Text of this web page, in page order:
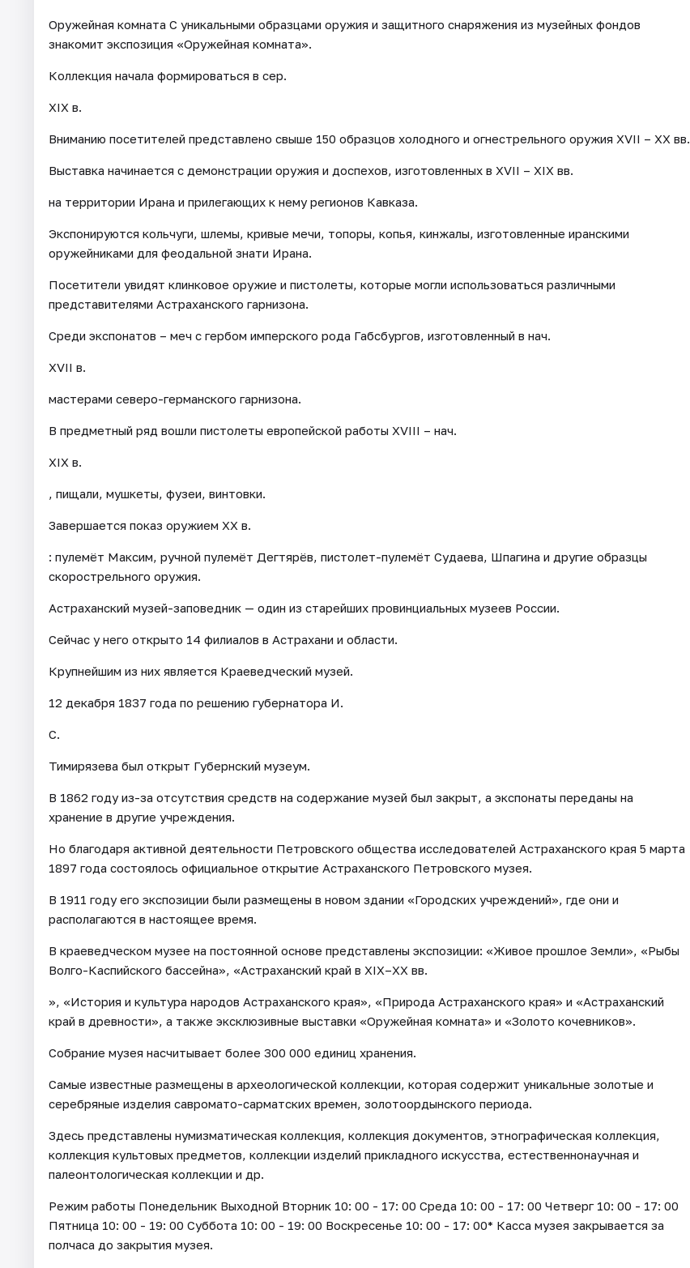
Оружейная комната С уникальными образцами оружия и защитного снаряжения из музейных фондов
знакомит экспозиция «Оружейная комната».
Коллекция начала формироваться в сер.
XIX в.
Вниманию посетителей представлено свыше 150 образцов холодного и огнестрельного оружия XVII – XX вв.
Выставка начинается с демонстрации оружия и доспехов, изготовленных в XVII – XIX вв.
на территории Ирана и прилегающих к нему регионов Кавказа.
Экспонируются кольчуги, шлемы, кривые мечи, топоры, копья, кинжалы, изготовленные иранскими
оружейниками для феодальной знати Ирана.
Посетители увидят клинковое оружие и пистолеты, которые могли использоваться различными
представителями Астраханского гарнизона.
Среди экспонатов – меч с гербом имперского рода Габсбургов, изготовленный в нач.
XVII в.
мастерами северо-германского гарнизона.
В предметный ряд вошли пистолеты европейской работы XVIII – нач.
XIX в.
, пищали, мушкеты, фузеи, винтовки.
Завершается показ оружием XX в.
: пулемёт Максим, ручной пулемёт Дегтярёв, пистолет-пулемёт Судаева, Шпагина и другие образцы
скорострельного оружия.
Астраханский музей-заповедник — один из старейших провинциальных музеев России.
Сейчас у него открыто 14 филиалов в Астрахани и области.
Крупнейшим из них является Краеведческий музей.
12 декабря 1837 года по решению губернатора И.
С.
Тимирязева был открыт Губернский музеум.
В 1862 году из-за отсутствия средств на содержание музей был закрыт, а экспонаты переданы на
хранение в другие учреждения.
Но благодаря активной деятельности Петровского общества исследователей Астраханского края 5 марта
1897 года состоялось официальное открытие Астраханского Петровского музея.
В 1911 году его экспозиции были размещены в новом здании «Городских учреждений», где они и
располагаются в настоящее время.
В краеведческом музее на постоянной основе представлены экспозиции: «Живое прошлое Земли», «Рыбы
Волго-Каспийского бассейна», «Астраханский край в XIX–XX вв.
», «История и культура народов Астраханского края», «Природа Астраханского края» и «Астраханский
край в древности», а также эксклюзивные выставки «Оружейная комната» и «Золото кочевников».
Собрание музея насчитывает более 300 000 единиц хранения.
Самые известные размещены в археологической коллекции, которая содержит уникальные золотые и
серебряные изделия савромато-сарматских времен, золотоордынского периода.
Здесь представлены нумизматическая коллекция, коллекция документов, этнографическая коллекция,
коллекция культовых предметов, коллекции изделий прикладного искусства, естественнонаучная и
палеонтологическая коллекции и др.
Режим работы Понедельник Выходной Вторник 10: 00 - 17: 00 Среда 10: 00 - 17: 00 Четверг 10: 00 - 17: 00
Пятница 10: 00 - 19: 00 Суббота 10: 00 - 19: 00 Воскресенье 10: 00 - 17: 00* Касса музея закрывается за
полчаса до закрытия музея.